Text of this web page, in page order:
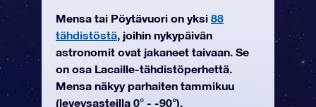
Mensa tai Pöytävuori on yksi 88
tähdistöstä, joihin nykypäivän
astronomit ovat jakaneet taivaan. Se
on osa Lacaille-tähdistöperhettä.
Mensa näkyy parhaiten tammikuu
(leveysasteilla 0° - -90°).